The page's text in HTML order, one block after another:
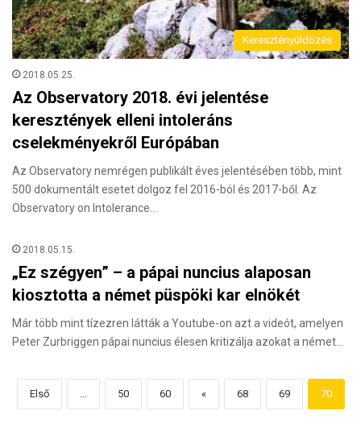
Keresztényüldözés
2018.05.25.
Az Observatory 2018. évi jelentése
keresztények elleni intoleráns
cselekményekről Európában
Az Observatory nemrégen publikált éves jelentésében több, mint
500 dokumentált esetet dolgoz fel 2016-ból és 2017-ből. Az
Observatory on Intolerance…
2018.05.15.
„Ez szégyen” – a pápai nuncius alaposan
kiosztotta a német püspöki kar elnökét
Már több mint tízezren látták a Youtube-on azt a videót, amelyen
Peter Zurbriggen pápai nuncius élesen kritizálja azokat a német…
Első ... 50 60 « 68 69 70